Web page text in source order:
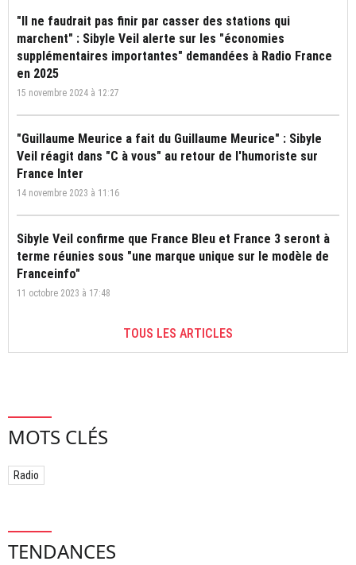
"Il ne faudrait pas finir par casser des stations qui
marchent" : Sibyle Veil alerte sur les "économies
supplémentaires importantes" demandées à Radio France
en 2025
15 novembre 2024 à 12:27
"Guillaume Meurice a fait du Guillaume Meurice" : Sibyle
Veil réagit dans "C à vous" au retour de l'humoriste sur
France Inter
14 novembre 2023 à 11:16
Sibyle Veil confirme que France Bleu et France 3 seront à
terme réunies sous "une marque unique sur le modèle de
Franceinfo"
11 octobre 2023 à 17:48
TOUS LES ARTICLES
MOTS CLÉS
Radio
TENDANCES